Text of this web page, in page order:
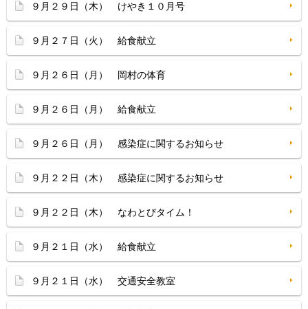
９月２９日（木） けやき１０月号
９月２７日（火） 給食献立
９月２６日（月） 岡村の体育
９月２６日（月） 給食献立
９月２６日（月） 感染症に関するお知らせ
９月２２日（木） 感染症に関するお知らせ
９月２２日（木） なわとびタイム！
９月２１日（水） 給食献立
９月２１日（水） 交通安全教室